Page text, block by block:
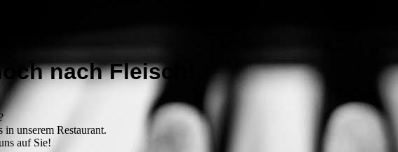
nach Fleisch!
unserem Restaurant.
auf Sie!